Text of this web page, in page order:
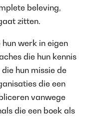
beleving,
zitten.
werk in eigen
die hun kennis
hun missie de
die een
vanwege
die een boek als